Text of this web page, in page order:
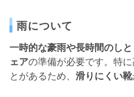
雨について
一時的な豪雨や長時間のし
ェアの準備が必要です。特
とがあるため、 滑りにくい靴